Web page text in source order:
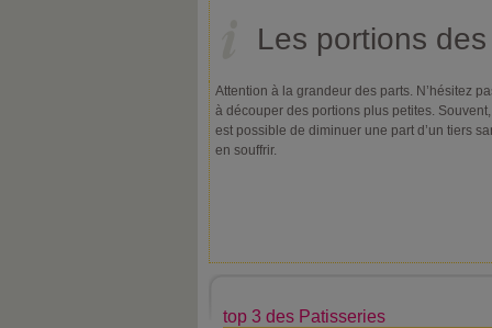
Les portions
Attention à la grandeur des parts. N’hésitez
à découper des portions plus petites.
est possible de diminuer une part d’un tiers
en souffrir.
top 3 des Patisseries